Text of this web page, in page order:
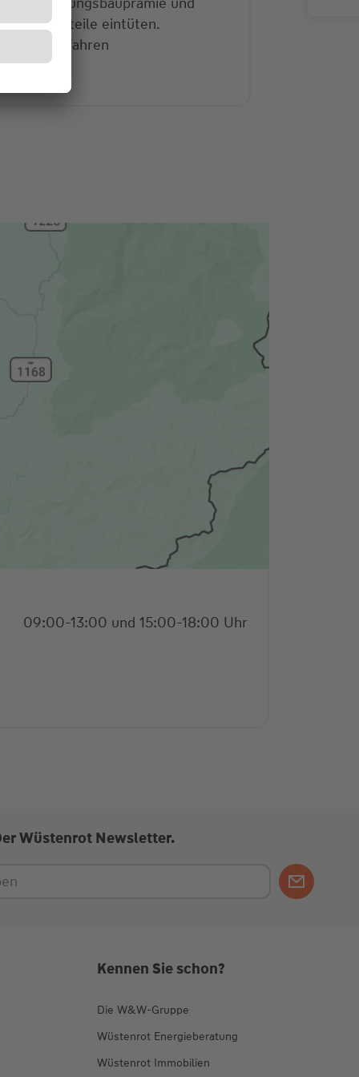
Vorteile eintüten.
Mehr erfahren
09:00-13:00 und 15:00-18:00 Uhr
Wüstenrot Newsletter.
Kennen Sie schon?
Die W&W-Gruppe
Wüstenrot Energieberatung
Wüstenrot Immobilien